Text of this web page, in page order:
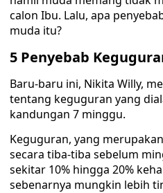
calon Ibu. Lalu, apa
muda itu?
5 Penyebab
Baru-baru ini, Nikita Willy,
tentang keguguran yang
kandungan 7 minggu.
Keguguran, yang
secara tiba-tiba sebelum
sekitar 10% hingga 20%
sebenarnya mungkin lebih